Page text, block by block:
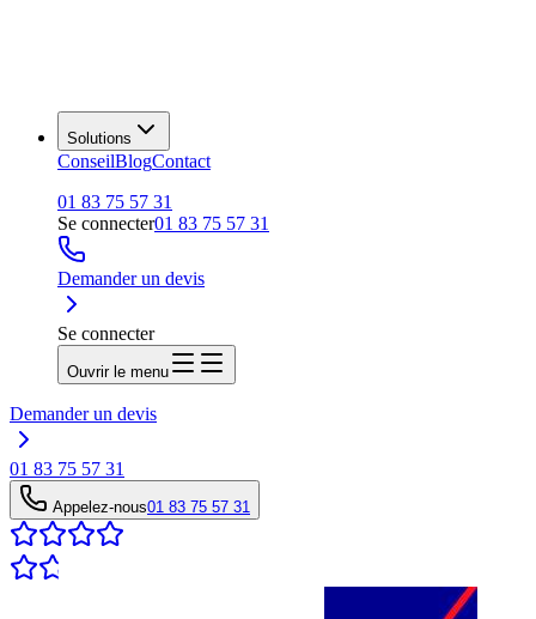
Solutions
ConseilBlogContact
01 83 75 57 31
Se connecter01 83 75 57 31
Demander un devis
Se connecter
Ouvrir le menu
Demander un devis
01 83 75 57 31
Appelez-nous01 83 75 57 31